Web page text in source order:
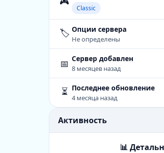
Classic
🏷️ Опции сервера
Не определены
📅 Сервер добавлен
8 месяцев назад
⏳ Последнее обновление
4 месяца назад
Активность
📊